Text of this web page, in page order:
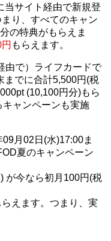
当サイト経由で新規登
り、すべてのキャン
分の特典がもらえま
もらえます。
由で）ライフカードで
までに合計5,500円(税
(10,100円分)もら
ャンペーンも実施
月02日(水)17:00ま
夏のキャンペーン
が今なら初月100円(税
えます。つまり、実